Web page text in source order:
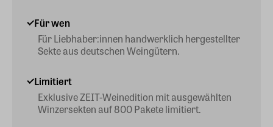
Für wen
Für Liebhaber:innen handwerklich hergestellter
Sekte aus deutschen Weingütern.
Limitiert
Exklusive ZEIT-Weinedition mit ausgewählten
Winzersekten auf 800 Pakete limitiert.